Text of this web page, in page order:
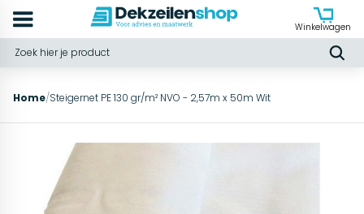
Winkelwagen
Home/Steigernet PE 130 gr/m² NVO - 2,57m x 50m Wit